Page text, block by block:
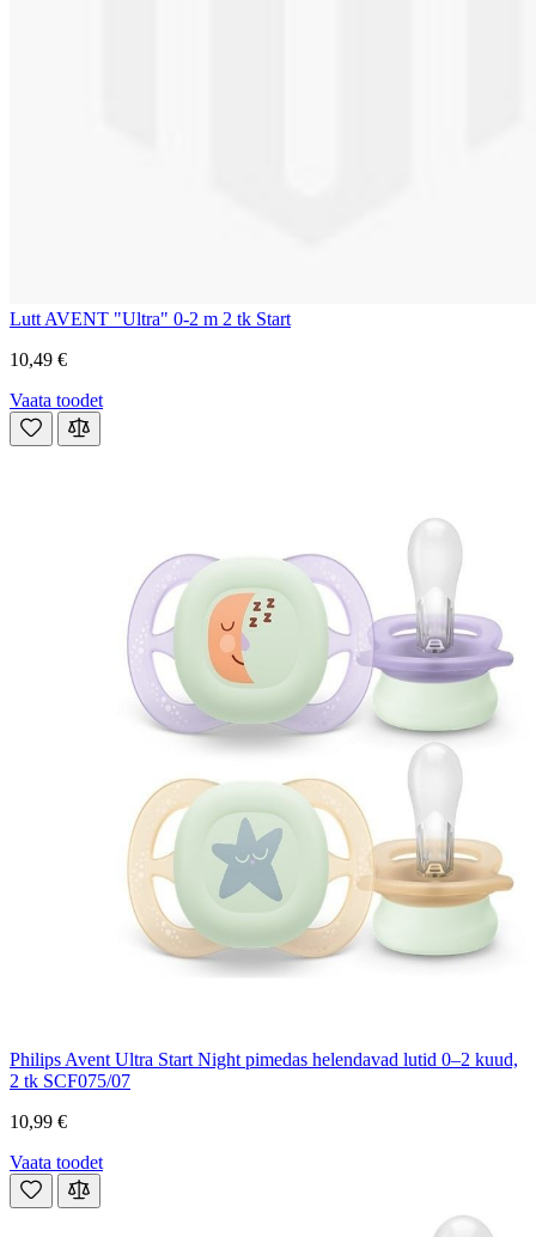
Lutt AVENT "Ultra" 0-2 m 2 tk Start
10,49 €
Vaata toodet
Philips Avent Ultra Start Night pimedas helendavad lutid 0–2 kuud,
2 tk SCF075/07
10,99 €
Vaata toodet